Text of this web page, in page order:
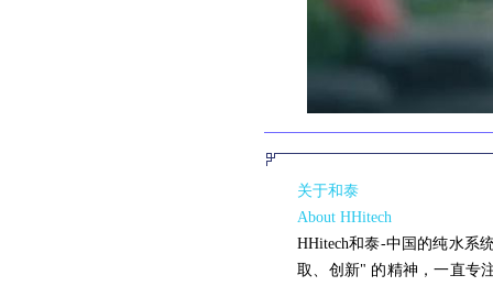
关于和泰
About HHitech
HHitech和泰-中国的纯水系
取、创新" 的精神，一直专